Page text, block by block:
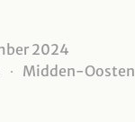
2024
Midden-Oosten